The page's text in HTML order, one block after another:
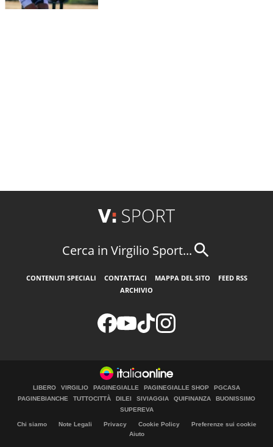
Cerca in Virgilio Sport...
CONTENUTI SPECIALI CONTATTACI MAPPA DEL SITO
FEED RSS
ARCHIVIO
LIBERO VIRGILIO PAGINEGIALLE PAGINEGIALLE SHOP
PGCASA
PAGINEBIANCHE
TUTTOCITTÀ DILEI SIVIAGGIA QUIFINANZA
BUONISSIMO
SUPEREVA
Chi siamo Note Legali Privacy Cookie Policy
Preferenze sui cookie
Aiuto